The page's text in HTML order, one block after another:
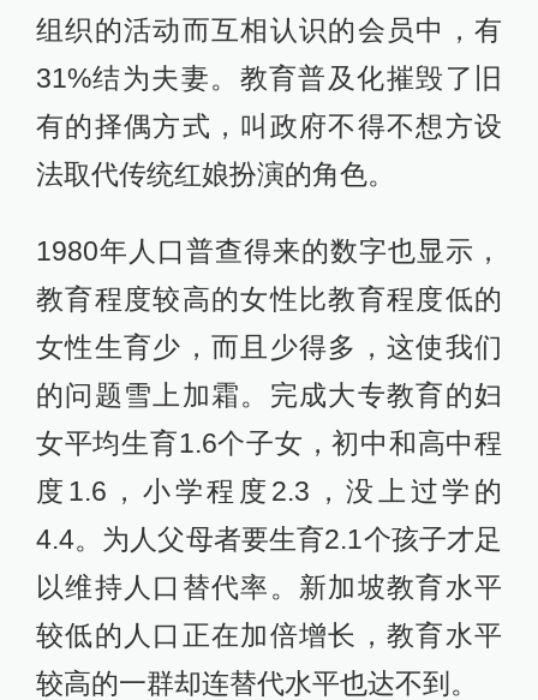
组织的活动而互相认识的会员中，有
31%结为夫妻。教育普及化摧毁了旧
有的择偶方式，叫政府不得不想方设
法取代传统红娘扮演的角色。
1980年人口普查得来的数字也显示，
教育程度较高的女性比教育程度低的
女性生育少，而且少得多，这使我们
的问题雪上加霜。完成大专教育的妇
女平均生育1.6个子女，初中和高中程
度1.6，小学程度2.3，没上过学的
4.4。为人父母者要生育2.1个孩子才足
以维持人口替代率。新加坡教育水平
较低的人口正在加倍增长，教育水平
较高的一群却连替代水平也达不到。